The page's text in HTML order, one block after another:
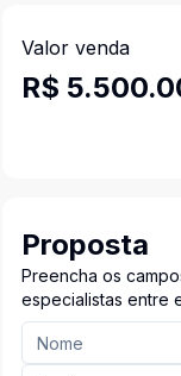
Valor venda
R$
Proposta
Preencha os
especialistas entre